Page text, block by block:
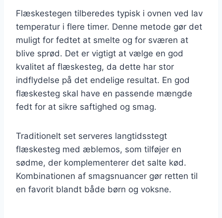
Flæskestegen tilberedes typisk i ovnen ved lav
temperatur i flere timer. Denne metode gør det
muligt for fedtet at smelte og for sværen at
blive sprød. Det er vigtigt at vælge en god
kvalitet af flæskesteg, da dette har stor
indflydelse på det endelige resultat. En god
flæskesteg skal have en passende mængde
fedt for at sikre saftighed og smag.
Traditionelt set serveres langtidsstegt
flæskesteg med æblemos, som tilføjer en
sødme, der komplementerer det salte kød.
Kombinationen af smagsnuancer gør retten til
en favorit blandt både børn og voksne.